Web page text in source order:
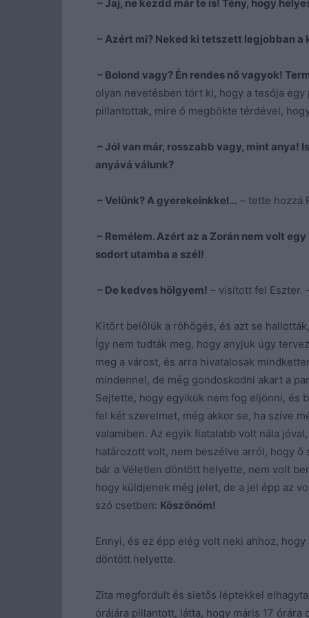
– Jaj, ne kezdd már te is! Tény, hogy
– Azért mi? Neked ki tetszett legjobban a
– Bolond vagy? Én rendes nő vagyok!
olyan nevetésben tört ki, hogy a tesója
pillantottak, mire ő megbökte térdével,
– Jól van már, rosszabb vagy, mint anya!
anyává válunk?
– Velünk? A gyerekeinkkel… – tette hozzá
– Remélem. Azért az a Zorán nem volt
sodort utamba a szél!
– De kedves hölgyem! – visított fel Eszter.
Kitört belőlük a röhögés, és azt se
Így nem tudták meg, hogy anyjuk úgy
meg a várost, és arra hivatalosak
mindennel, de még gondoskodni akart a
Sejtette, hogy egyikük nem fog eljönni, és
fel két szerelmet, még akkor se, ha szíve
valamiben. Az egyik fiatalabb volt nála
határozott volt, nem beszélve arról, hogy ő
bár a Véletlen döntött helyette, nem volt
hogy küldjenek még jelet, de a jel épp az
szó csetben: Köszönöm!
Ennyi, és ez épp elég volt neki ahhoz,
döntött helyette.
Zita megfordult és sietős léptekkel
órájára pillantott, látta, hogy máris 17